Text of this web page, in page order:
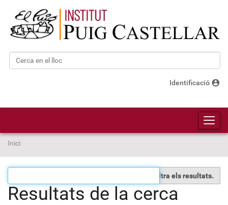
Cerca
Identificació account_circle
Inici
Filtra els resultats.
Resultats de la cerca